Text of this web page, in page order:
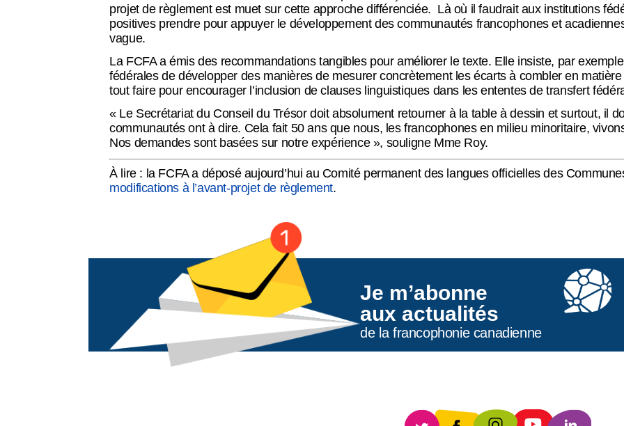
projet de règlement est muet sur cette approche différenciée. Là où il faudrait aux institutions
positives prendre pour appuyer le développement des communautés francophones et
vague.
La FCFA a émis des recommandations tangibles pour améliorer le texte. Elle insiste, par
fédérales de développer des manières de mesurer concrètement les écarts à combler en matière
tout faire pour encourager l’inclusion de clauses linguistiques dans les ententes de transfert
« Le Secrétariat du Conseil du Trésor doit absolument retourner à la table à dessin et surtout, il
communautés ont à dire. Cela fait 50 ans que nous, les francophones en milieu minoritaire,
Nos demandes sont basées sur notre expérience », souligne Mme Roy.
À lire : la FCFA a déposé aujourd’hui au Comité permanent des langues officielles des
modifications à l’avant-projet de règlement.
Je m’abonne
aux actualités
de la francophonie canadienne